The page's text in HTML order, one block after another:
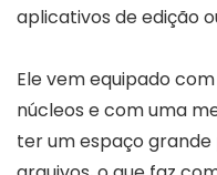
aplicativos de edição
Ele vem equipado
núcleos e com uma
ter um espaço